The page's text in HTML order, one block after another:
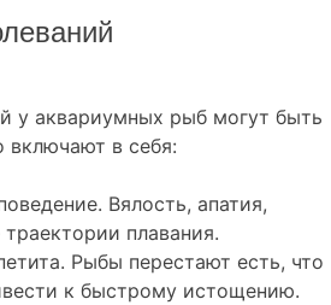
у аквариумных рыб могут быть
включают в себя:
Вялость, апатия,
плавания.
Рыбы перестают есть, что
к быстрому истощению.